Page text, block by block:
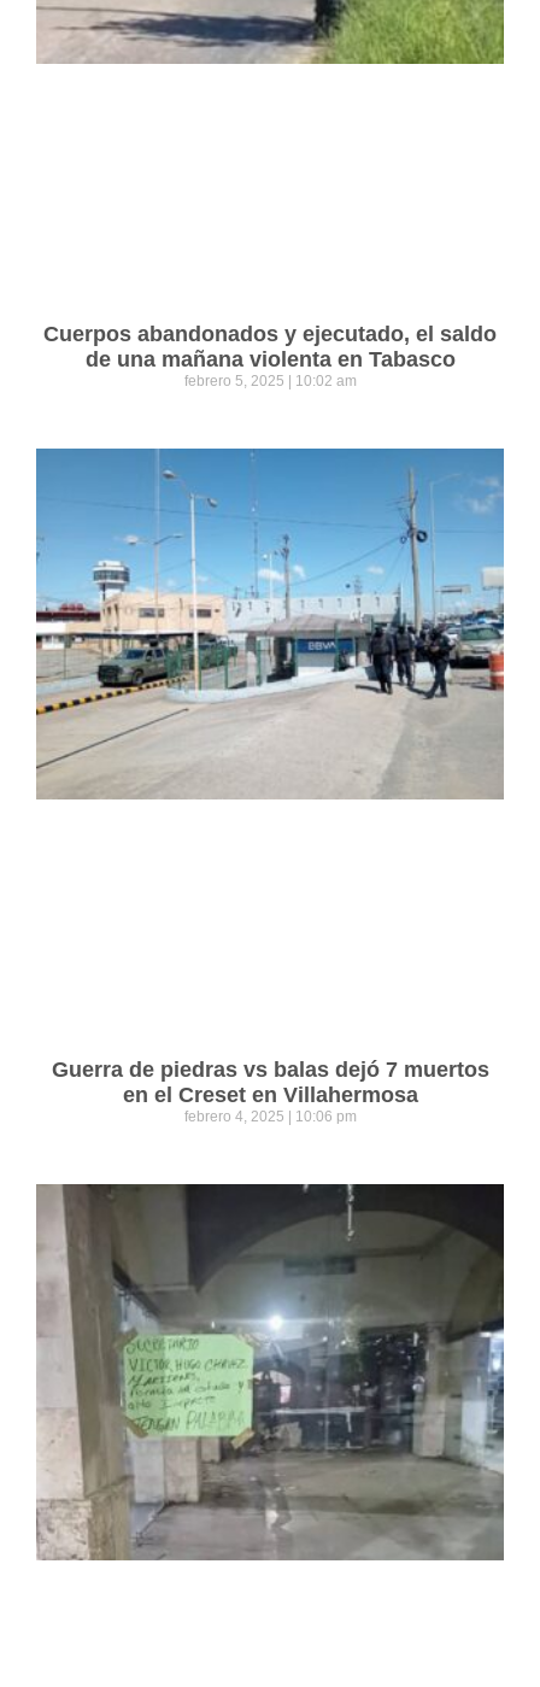
Cuerpos abandonados y ejecutado, el saldo
de una mañana violenta en Tabasco
febrero 5, 2025 10:02 am
Guerra de piedras vs balas dejó 7 muertos
en el Creset en Villahermosa
febrero 4, 2025 10:06 pm